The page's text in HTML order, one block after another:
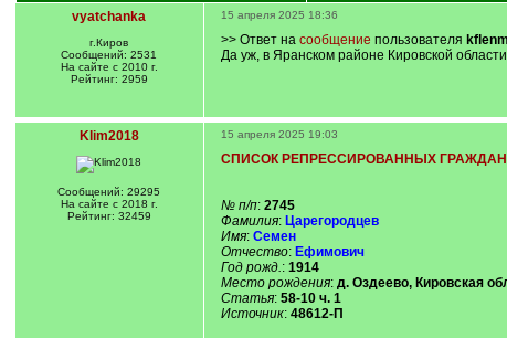
vyatchanka
г.Киров
Сообщений: 2531
На сайте с 2010 г.
Рейтинг: 2959
15 апреля 2025 18:36
>> Ответ на сообщение пользователя
Да уж, в Яранском районе Кировской
Klim2018
Сообщений: 29295
На сайте с 2018 г.
Рейтинг: 32459
15 апреля 2025 19:03
СПИСОК РЕПРЕССИРОВАННЫХ
№ п/п: 2745
Фамилия: Царегородцев
Имя: Семен
Отчество: Ефимович
Год рожд.: 1914
Место рождения: д. Оздеево, Кировская
Статья: 58-10 ч. 1
Источник: 48612-П